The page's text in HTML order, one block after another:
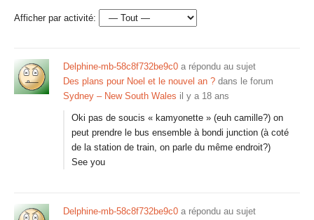
Afficher par activité:
Delphine-mb-58c8f732be9c0 a répondu au sujet
Des plans pour Noel et le nouvel an ? dans le forum
Sydney – New South Wales il y a 18 ans
Oki pas de soucis « kamyonette » (euh camille?) on
peut prendre le bus ensemble à bondi junction (à coté
de la station de train, on parle du même endroit?)
See you
Delphine-mb-58c8f732be9c0 a répondu au sujet